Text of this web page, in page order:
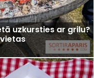
uzkursties ar grilu?